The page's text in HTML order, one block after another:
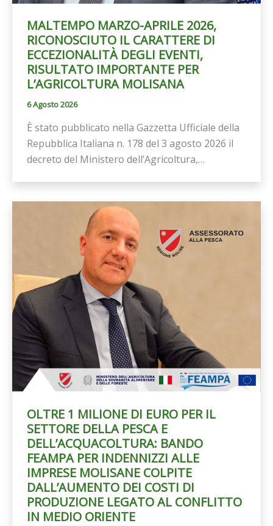
MALTEMPO MARZO-APRILE 2026,
RICONOSCIUTO IL CARATTERE DI
ECCEZIONALITÀ DEGLI EVENTI,
RISULTATO IMPORTANTE PER
L’AGRICOLTURA MOLISANA
6 Agosto 2026
È stato pubblicato nella Gazzetta Ufficiale della
Repubblica Italiana n. 178 del 3 agosto 2026 il
decreto del Ministero dell’Agricoltura,…
OLTRE 1 MILIONE DI EURO PER IL
SETTORE DELLA PESCA E
DELL’ACQUACOLTURA: BANDO
FEAMPA PER INDENNIZZI ALLE
IMPRESE MOLISANE COLPITE
DALL’AUMENTO DEI COSTI DI
PRODUZIONE LEGATO AL CONFLITTO
IN MEDIO ORIENTE